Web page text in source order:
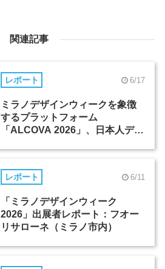
関連記事
レポート 6/17
ミラノデザインウィークを象徴
するプラットフォーム
「ALCOVA 2026」、日本人デザ
レポート 6/11
「ミラノデザインウィーク
2026」出展者レポート：フオー
リサローネ（ミラノ市内）